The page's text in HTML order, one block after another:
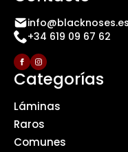
info@blacknoses.es
+34 619 09 67 62
Categorías
Láminas
Raros
Comunes